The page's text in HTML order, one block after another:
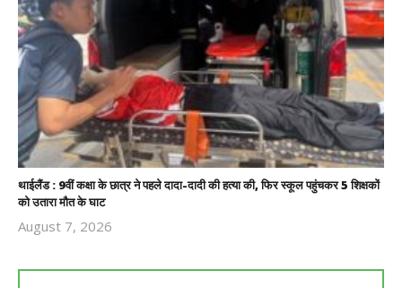
थाईलैंड : 9वीं कक्षा के छात्र ने पहले दादा-दादी की हत्या की, फिर स्कूल पहुंचकर 5 शिक्षकों
को उतारा मौत के घाट
August 7, 2026